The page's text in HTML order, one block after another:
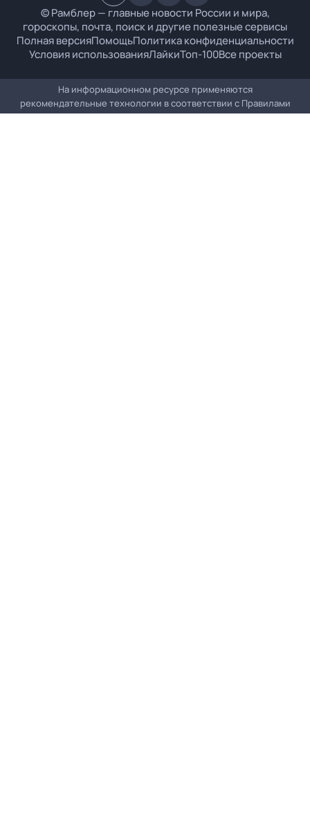
© Рамблер — главные новости России и мира,
гороскопы, почта, поиск и другие полезные сервисы
Полная версияПомощьПолитика конфиденциальности
Условия использованияЛайкиТоп-100Все проекты
На информационном ресурсе применяются
рекомендательные технологии в соответствии с Правилами